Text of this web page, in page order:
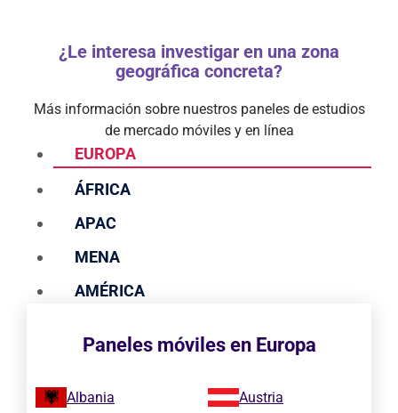
¿Le interesa investigar en una zona
geográfica concreta?
Más información sobre nuestros paneles de estudios
de mercado móviles y en línea
EUROPA
ÁFRICA
APAC
MENA
AMÉRICA
Paneles móviles en Europa
Albania Austria